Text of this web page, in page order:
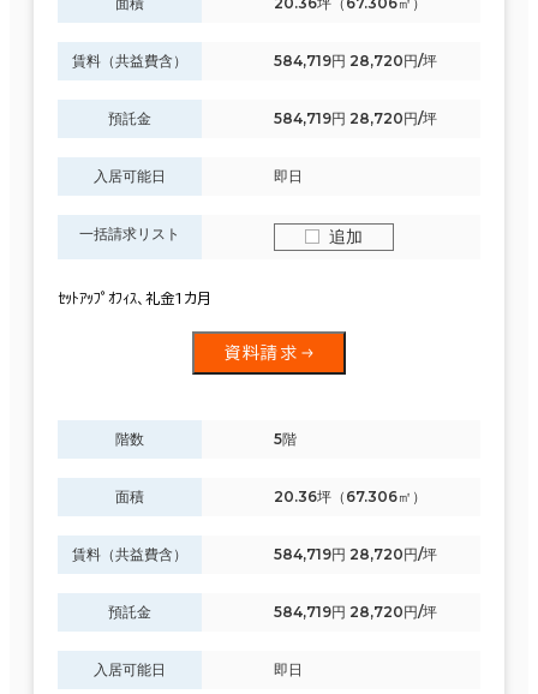
賃料（共益費含） 584,719円 28,720円/坪
預託金 584,719円 28,720円/坪
入居可能日 即日
一括請求リスト 追加
ｾｯﾄｱｯﾌﾟｵﾌｨｽ、礼金1カ月
資料請求
階数 5階
面積 20.36坪（67.306㎡）
賃料（共益費含） 584,719円 28,720円/坪
預託金 584,719円 28,720円/坪
入居可能日 即日